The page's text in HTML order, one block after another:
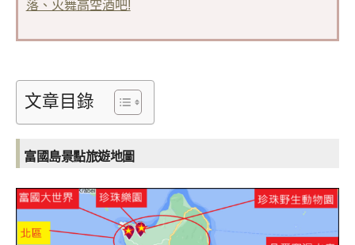
落、火舞高空酒吧!
文章目錄
富國島景點旅遊地圖